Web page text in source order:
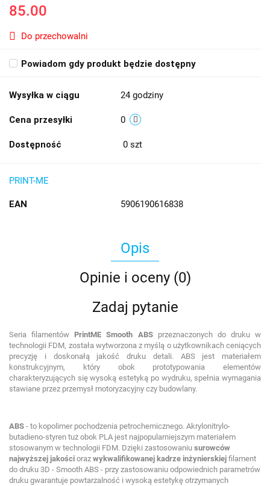
85.00
Do przechowalni
Powiadom gdy produkt będzie dostępny
Wysyłka w ciągu 24 godziny
Cena przesyłki 0
Dostępność 0 szt
PRINT-ME
EAN 5906190616838
Opis
Opinie i oceny (0)
Zadaj pytanie
Seria filamentów PrintME Smooth ABSprzeznaczonych do druku w
technologii FDM, została wytworzona z myślą o użytkownikach ceniących
precyzję i doskonałą jakość druku detali. ABS jest materiałem
konstrukcyjnym, który obok prototypowania elementów
charakteryzujących się wysoką estetyką po wydruku, spełnia wymagania
stawiane przez przemysł motoryzacyjny czy budowlany.
ABS - to kopolimer pochodzenia petrochemicznego. Akrylonitrylo-
butadieno-styren tuż obok PLA jest najpopularniejszym materiałem
stosowanym w technologii FDM. Dzięki zastosowaniu surowców
najwyższej jakości oraz wykwalifikowanej kadrze inżynierskiej filament
do druku 3D - Smooth ABS - przy zastosowaniu odpowiednich parametrów
druku gwarantuje powtarzalność i wysoką estetykę otrzymanych